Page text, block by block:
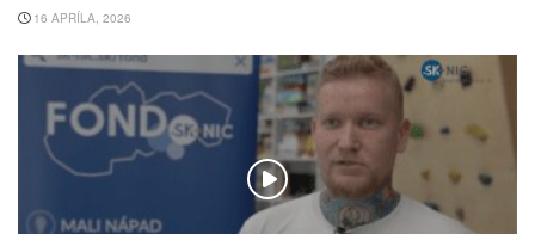
16 APRÍLA, 2026